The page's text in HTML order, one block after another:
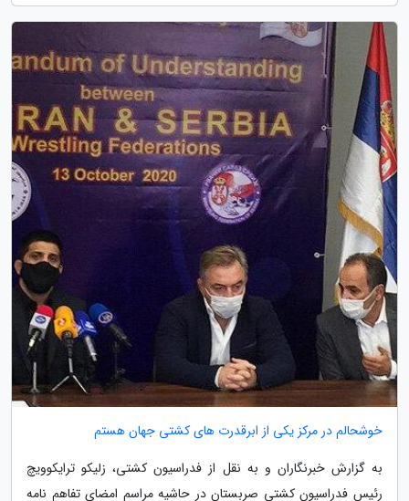
خوشحالم در مرکز یکی از ابرقدرت های کشتی جهان هستم
به گزارش خبرنگاران و به نقل از فدراسیون کشتی، زلیکو ترایکوویچ
رئیس فدراسیون کشتی صربستان در حاشیه مراسم امضای تفاهم نامه